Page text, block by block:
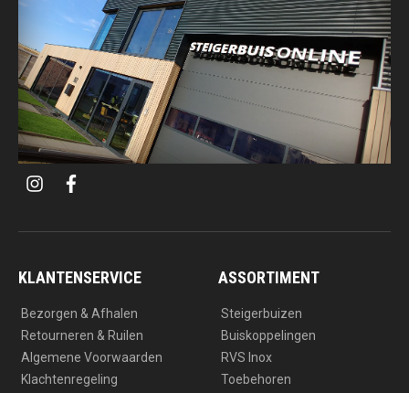
i
t
a
f
e
k
KLANTENSERVICE
Bezorgen & Afhalen
Retourneren & Ruilen
Algemene Voorwaarden
Klachtenregeling
ASSORTIMENT
Steigerbuizen
Buiskoppelingen
RVS Inox
Toebehoren